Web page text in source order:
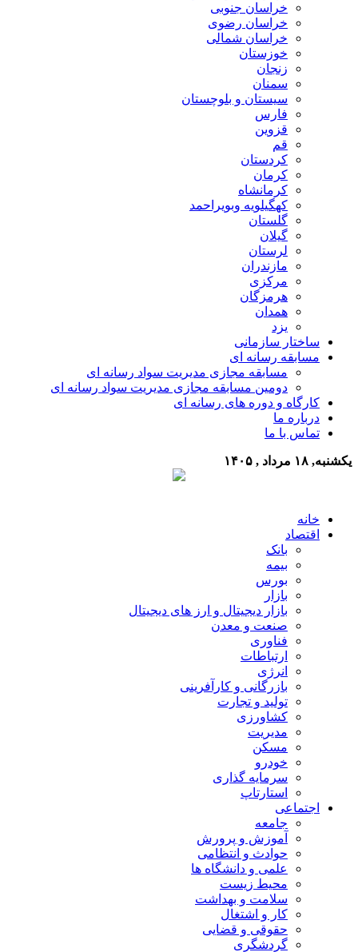
خراسان جنوبی
خراسان رضوی
خراسان شمالی
خوزستان
زنجان
سمنان
سیستان و بلوچستان
فارس
قزوین
قم
کردستان
کرمان
کرمانشاه
کهگیلویه وبویراحمد
گلستان
گیلان
لرستان
مازندران
مرکزی
هرمزگان
همدان
یزد
ساختار سازمانی
مسابقه رسانه ای
مسابقه مجازی مدیریت سواد رسانه ای
دومین مسابقه مجازی مدیریت سواد رسانه ای
کارگاه و دوره های رسانه ای
درباره ما
تماس با ما
یکشنبه, ۱۸ مرداد , ۱۴۰۵
خانه
اقتصاد
بانک
بیمه
بورس
بازار
بازار دیجیتال و ارز های دیجیتال
صنعت و معدن
فناوری
ارتباطات
انرژی
بازرگانی و کارآفرینی
تولید و تجارت
کشاورزی
مدیریت
مسکن
خودرو
سرمایه گذاری
استارتاپ
اجتماعی
جامعه
آموزش و پرورش
حوادث و انتظامی
علمی و دانشگاه ها
محیط زیست
سلامت و بهداشت
کار و اشتغال
حقوقی و قضایی
گردشگری